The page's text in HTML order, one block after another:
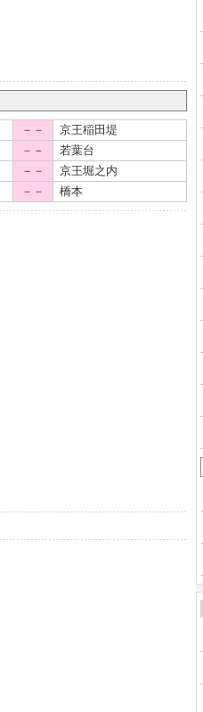
－－
京王稲田堤
－－
若葉台
－－
京王堀之内
－－ 橋本